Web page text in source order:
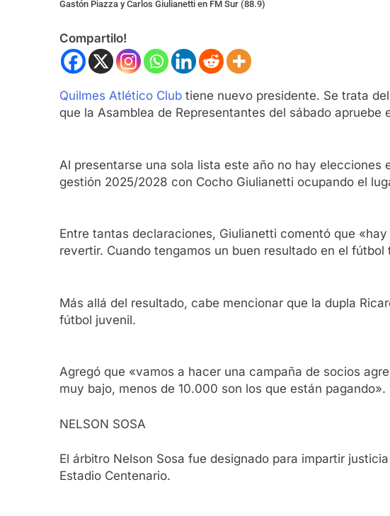
Gastón Piazza y Carlos Giulianetti en FM Sur (88.9)
Compartilo!
Quilmes Atlético Club tiene nuevo presidente. Se trata
que la Asamblea de Representantes del sábado
Al presentarse una sola lista este año no hay
gestión 2025/2028 con Cocho Giulianetti ocupando el
Entre tantas declaraciones, Giulianetti comentó que
revertir. Cuando tengamos un buen resultado en el
Más allá del resultado, cabe mencionar que la dupla
fútbol juvenil.
Agregó que «vamos a hacer una campaña de socios
muy bajo, menos de 10.000 son los que están pagando».
NELSON SOSA
El árbitro Nelson Sosa fue designado para impartir
Estadio Centenario.